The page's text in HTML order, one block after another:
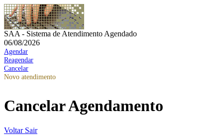
SAA - Sistema de Atendimento Agendado
06/08/2026
Agendar
Reagendar
Cancelar
Novo atendimento
Cancelar Agendamento
Voltar Sair